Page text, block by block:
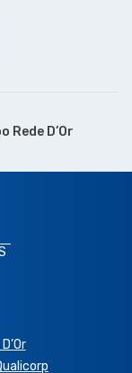
Rede D’Or